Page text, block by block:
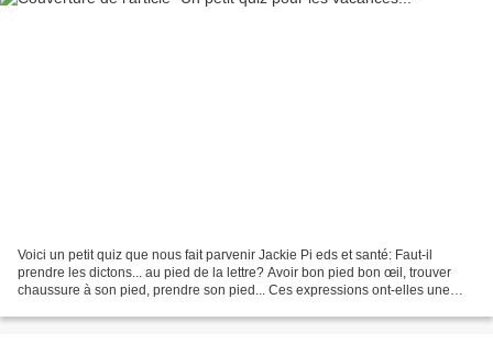
Voici un petit quiz que nous fait parvenir Jackie Pi eds et santé: Faut-il
prendre les dictons... au pied de la lettre? Avoir bon pied bon œil, trouver
chaussure à son pied, prendre son pied... Ces expressions ont-elles une